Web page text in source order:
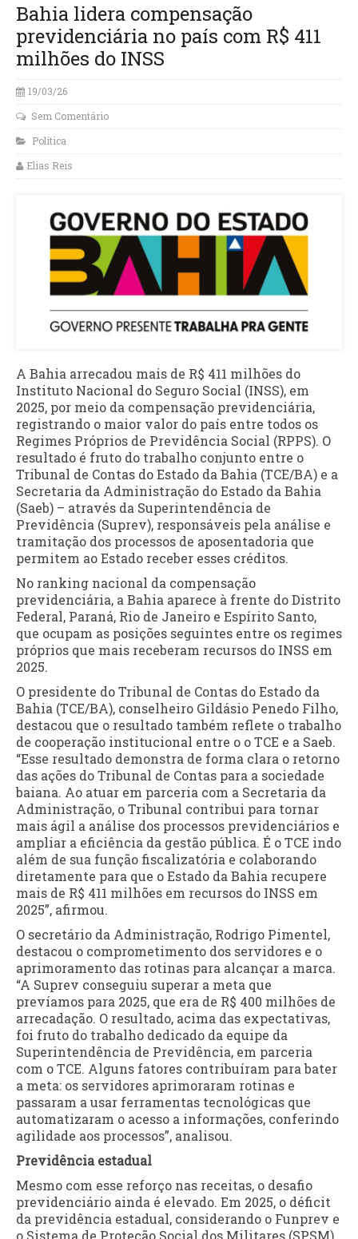
Bahia lidera compensação
previdenciária no país com R$ 411
milhões do INSS
19/03/26
Sem Comentário
Política
Elias Reis
A Bahia arrecadou mais de R$ 411 milhões do
Instituto Nacional do Seguro Social (INSS), em
2025, por meio da compensação previdenciária,
registrando o maior valor do país entre todos os
Regimes Próprios de Previdência Social (RPPS). O
resultado é fruto do trabalho conjunto entre o
Tribunal de Contas do Estado da Bahia (TCE/BA) e a
Secretaria da Administração do Estado da Bahia
(Saeb) – através da Superintendência de
Previdência (Suprev), responsáveis pela análise e
tramitação dos processos de aposentadoria que
permitem ao Estado receber esses créditos.
No ranking nacional da compensação
previdenciária, a Bahia aparece à frente do Distrito
Federal, Paraná, Rio de Janeiro e Espírito Santo,
que ocupam as posições seguintes entre os regimes
próprios que mais receberam recursos do INSS em
2025.
O presidente do Tribunal de Contas do Estado da
Bahia (TCE/BA), conselheiro Gildásio Penedo Filho,
destacou que o resultado também reflete o trabalho
de cooperação institucional entre o o TCE e a Saeb.
“Esse resultado demonstra de forma clara o retorno
das ações do Tribunal de Contas para a sociedade
baiana. Ao atuar em parceria com a Secretaria da
Administração, o Tribunal contribui para tornar
mais ágil a análise dos processos previdenciários e
ampliar a eficiência da gestão pública. É o TCE indo
além de sua função fiscalizatória e colaborando
diretamente para que o Estado da Bahia recupere
mais de R$ 411 milhões em recursos do INSS em
2025”, afirmou.
O secretário da Administração, Rodrigo Pimentel,
destacou o comprometimento dos servidores e o
aprimoramento das rotinas para alcançar a marca.
“A Suprev conseguiu superar a meta que
prevíamos para 2025, que era de R$ 400 milhões de
arrecadação. O resultado, acima das expectativas,
foi fruto do trabalho dedicado da equipe da
Superintendência de Previdência, em parceria
com o TCE. Alguns fatores contribuíram para bater
a meta: os servidores aprimoraram rotinas e
passaram a usar ferramentas tecnológicas que
automatizaram o acesso a informações, conferindo
agilidade aos processos”, analisou.
Previdência estadual
Mesmo com esse reforço nas receitas, o desafio
previdenciário ainda é elevado. Em 2025, o déficit
da previdência estadual, considerando o Funprev e
o Sistema de Proteção Social dos Militares (SPSM),